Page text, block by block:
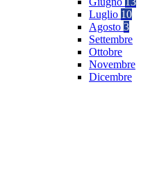
Luglio 10
Agosto 3
Settembre
Ottobre
Novembre
Dicembre